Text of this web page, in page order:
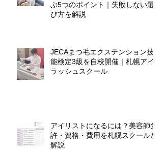
ぶ5つのポイント｜失敗しない選
び方を解説
JECAまつ毛エクステンション技
能検定3級を自校開催｜札幌アイ
ラッシュスクール
アイリストになるには？美容師免
許・資格・費用を札幌スクールが
解説